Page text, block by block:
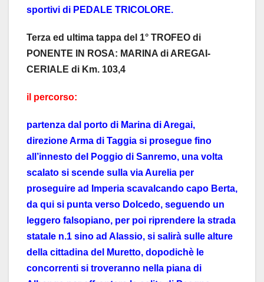
sportivi di PEDALE TRICOLORE.
Terza ed ultima tappa del 1° TROFEO di
PONENTE IN ROSA: MARINA di AREGAI-
CERIALE di Km. 103,4
il percorso:
partenza dal porto di Marina di Aregai,
direzione Arma di Taggia si prosegue fino
all’innesto del Poggio di Sanremo, una volta
scalato si scende sulla via Aurelia per
proseguire ad Imperia scavalcando capo Berta,
da qui si punta verso Dolcedo, seguendo un
leggero falsopiano, per poi riprendere la strada
statale n.1 sino ad Alassio, si salirà sulle alture
della cittadina del Muretto, dopodichè le
concorrenti si troveranno nella piana di